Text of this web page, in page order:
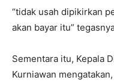
“tidak usah dipikirkan
akan bayar itu”
Sementara itu, Kepala
Kurniawan